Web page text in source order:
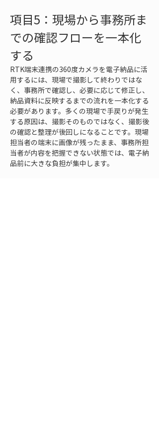
項目5：現場から事務所ま
での確認フローを一本化
する
RTK端末連携の360度カメラを電子納品に活
用するには、現場で撮影して終わりではな
く、事務所で確認し、必要に応じて修正し、
納品資料に反映するまでの流れを一本化する
必要があります。多くの現場で手戻りが発生
する原因は、撮影そのものではなく、撮影後
の確認と整理が後回しになることです。現場
担当者の端末に画像が残ったまま、事務所担
当者が内容を把握できない状態では、電子納
品前に大きな負担が集中します。